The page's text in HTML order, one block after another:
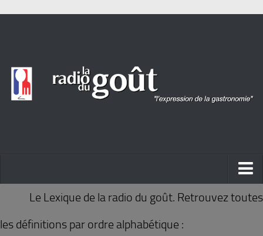
ACTUALITÉ
Le Lexique de la radio du goût. Retrouvez toutes
les définitions par ordre alphabétique :